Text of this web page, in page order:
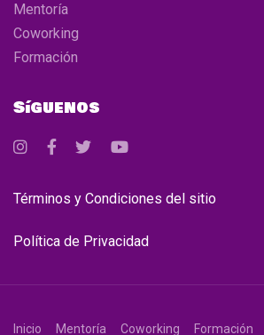
Mentoría
Coworking
Formación
Síguenos
Términos y Condiciones del sitio
Política de Privacidad
Inicio Mentoría Coworking Formación